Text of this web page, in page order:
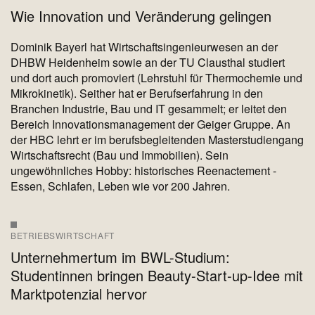
Wie Innovation und Veränderung gelingen
Dominik Bayerl hat Wirtschaftsingenieurwesen an der
DHBW Heidenheim sowie an der TU Clausthal studiert
und dort auch promoviert (Lehrstuhl für Thermochemie und
Mikrokinetik). Seither hat er Berufserfahrung in den
Branchen Industrie, Bau und IT gesammelt; er leitet den
Bereich Innovationsmanagement der Geiger Gruppe. An
der HBC lehrt er im berufsbegleitenden Masterstudiengang
Wirtschaftsrecht (Bau und Immobilien). Sein
ungewöhnliches Hobby: historisches Reenactement -
Essen, Schlafen, Leben wie vor 200 Jahren.
BETRIEBSWIRTSCHAFT
Unternehmertum im BWL-Studium:
Studentinnen bringen Beauty-Start-up-Idee mit
Marktpotenzial hervor